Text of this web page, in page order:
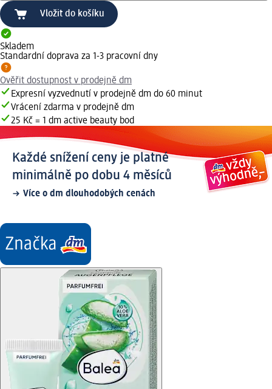
Vložit do košíku
Skladem
Standardní doprava za 1-3 pracovní dny
Ověřit dostupnost v prodejně dm
Expresní vyzvednutí v prodejně dm do 60 minut
Vrácení zdarma v prodejně dm
25 Kč = 1 dm active beauty bod
Každé snížení ceny je platné
minimálně po dobu 4 měsíců
Více o dm dlouhodobých cenách